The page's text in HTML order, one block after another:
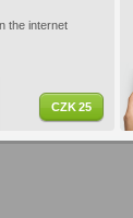
the internet
CZK 25